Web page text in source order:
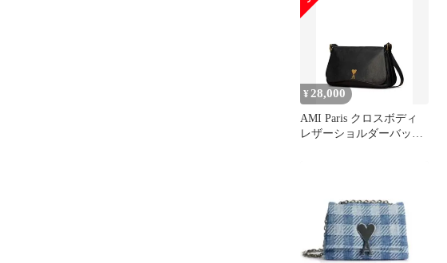
¥ 28,000
AMI Paris クロスボディ
レザーショルダーバッグ